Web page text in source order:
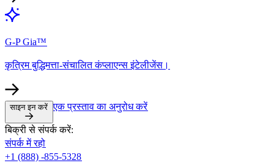
G-P Gia™​​
कृत्रिम बुद्धिमत्ता-संचालित कंप्लाएन्स इंटेलीजेंस।​​
साइन इन करें​​ एक प्रस्ताव का अनुरोध करें​​
बिक्री से संपर्क करें:​​
संपर्क में रहो​​
+1 (888) -855-5328​​